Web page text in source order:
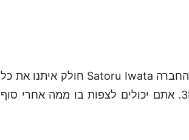
חברת נינטנדו העלת ודיאו חדש לאינטרנט, בו נשיא החברה Satoru Iwata חולק איתנו את כל
החדשות והעדכונים האחרונים לגבי ה-Wii U וה-3DS. אתם יכולים לצפות בו ממה אחרי סוף